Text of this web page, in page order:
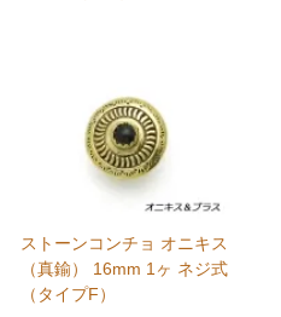
ストーンコンチョ オニキス
（真鍮） 16mm 1ヶ ネジ式
（タイプF）